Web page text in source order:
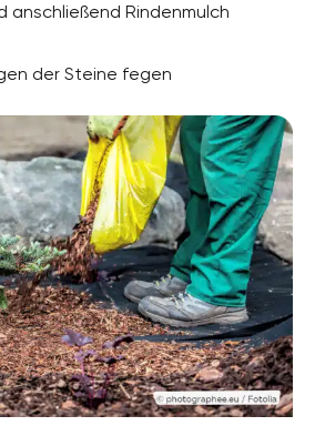
anschließend Rindenmulch
der Steine fegen